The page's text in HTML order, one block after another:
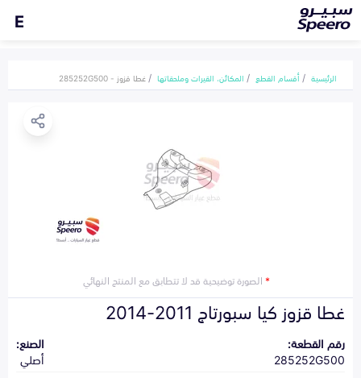
E
الرئيسية أقسام القطع المكائن، القيرات وملحقاتها غطا قزوز - 285252G500
*الصورة توضيحية قد لا تتطابق مع المنتج النهائي
غطا قزوز كيا سبورتاج 2011-2014
رقم القطعة:
285252G500
الصنع:
أصلي